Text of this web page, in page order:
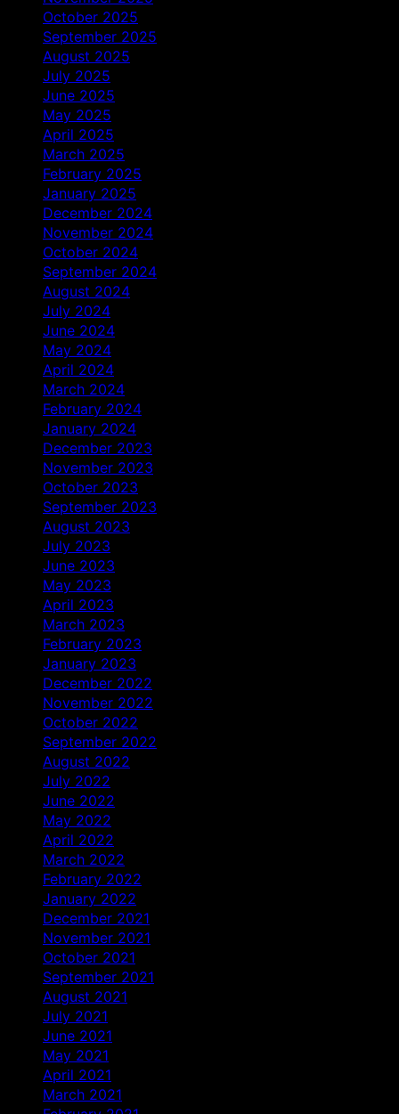
October 2025
September 2025
August 2025
July 2025
June 2025
May 2025
April 2025
March 2025
February 2025
January 2025
December 2024
November 2024
October 2024
September 2024
August 2024
July 2024
June 2024
May 2024
April 2024
March 2024
February 2024
January 2024
December 2023
November 2023
October 2023
September 2023
August 2023
July 2023
June 2023
May 2023
April 2023
March 2023
February 2023
January 2023
December 2022
November 2022
October 2022
September 2022
August 2022
July 2022
June 2022
May 2022
April 2022
March 2022
February 2022
January 2022
December 2021
November 2021
October 2021
September 2021
August 2021
July 2021
June 2021
May 2021
April 2021
March 2021